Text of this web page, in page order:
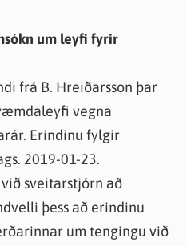
um leyfi fyrir
frá B. Hreiðarsson þar
vegna
Erindinu fylgir
2019-01-23.
sveitarstjórn að
þess að erindinu
um tengingu við